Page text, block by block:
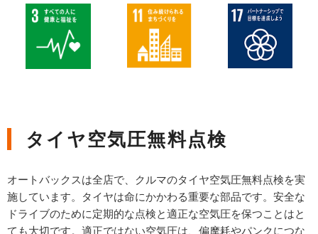
タイヤ空気圧無料点検
オートバックスは全店で、クルマのタイヤ空気圧無料点検を実
施しています。タイヤは命にかかわる重要な部品です。安全な
ドライブのために定期的な点検と適正な空気圧を保つことはと
ても大切です。適正ではない空気圧は、偏摩耗やパンクにつな